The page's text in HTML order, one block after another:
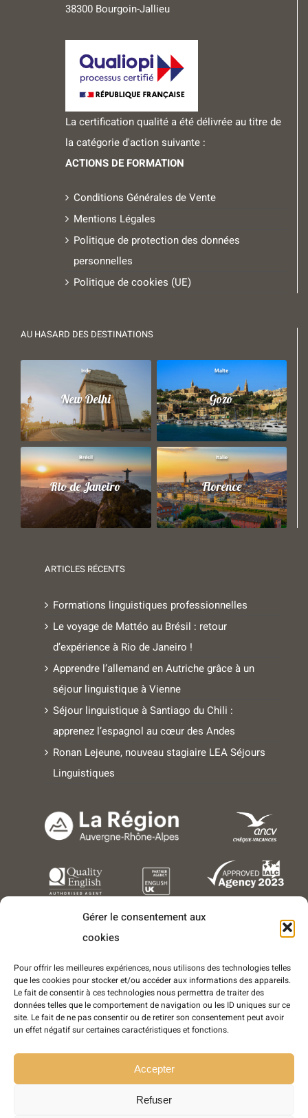
Gérer le consentement aux
cookies
Pour offrir les meilleures expériences, nous utilisons des technologies telles
que les cookies pour stocker et/ou accéder aux informations des appareils.
Le fait de consentir à ces technologies nous permettra de traiter des
données telles que le comportement de navigation ou les ID uniques sur ce
site. Le fait de ne pas consentir ou de retirer son consentement peut avoir
un effet négatif sur certaines caractéristiques et fonctions.
Accepter
Refuser
38300 Bourgoin-Jallieu
La certification qualité a été délivrée au titre de
la catégorie d'action suivante :
ACTIONS DE FORMATION
Conditions Générales de Vente
Mentions Légales
Politique de protection des données
personnelles
Politique de cookies (UE)
AU HASARD DES DESTINATIONS
Inde
New Delhi
Malte
Gozo
Brésil
Rio de Janeiro
Italie
Florence
ARTICLES RÉCENTS
Formations linguistiques professionnelles
Le voyage de Mattéo au Brésil : retour
d’expérience à Rio de Janeiro !
Apprendre l’allemand en Autriche grâce à un
séjour linguistique à Vienne
Séjour linguistique à Santiago du Chili :
apprenez l’espagnol au cœur des Andes
Ronan Lejeune, nouveau stagiaire LEA Séjours
Linguistiques
Copyright © 2016-2025 - Tous droits réservés - LEA Séjours
Linguistiques est une marque déposée de l'entreprise World Success
SARL World Success Group France- Conception et réalisation :
- Agence web WordPress - Création de site internet